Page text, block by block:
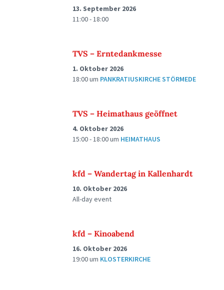
13. September 2026
11:00 - 18:00
TVS – Erntedankmesse
1. Oktober 2026
18:00um PANKRATIUSKIRCHE STÖRMEDE
TVS – Heimathaus geöffnet
4. Oktober 2026
15:00 - 18:00um HEIMATHAUS
kfd – Wandertag in Kallenhardt
10. Oktober 2026
All-day event
kfd – Kinoabend
16. Oktober 2026
19:00um KLOSTERKIRCHE